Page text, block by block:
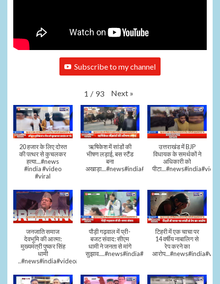
Subscribe to my channel
1 / 93 Next »
20 हजार के लिए दोस्त
की पत्थर से कुचलकर
हत्या...#news
#india #video
#viral
ऋषिकेश में सांडों की
भीषण लड़ाई, बस स्टैंड
बना
अखाड़ा...#news#india#video#viral
उत्तराखंड में BJP
विधायक के समर्थकों ने
अधिकारी को
जनजाति समाज
देवभूमि की आत्मा:
मुख्यमंत्री पुष्कर सिंह
धामी
..#news#india#video#viral
पौड़ी गढ़वाल में प्री-
बजट संवाद: सीएम
धामी ने जनता से मांगे
सुझाव....#news#india#video#viral
टिहरी में एक चाचा पर
14 वर्षीय नाबालिग से
रेप करने का